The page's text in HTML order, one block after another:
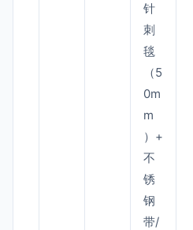
针
刺
毯
（5
0m
m
）+
不
锈
钢
带/